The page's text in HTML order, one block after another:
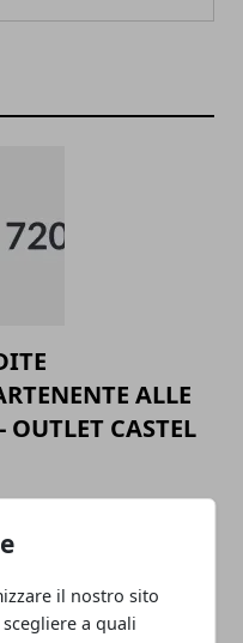
il nostro sito
a quali
ALLE
OUTLET CASTEL